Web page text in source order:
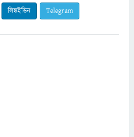
লিঙ্কইডিন Telegram